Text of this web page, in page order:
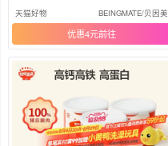
天猫好物 BEINGMATE/贝因美
优惠4元